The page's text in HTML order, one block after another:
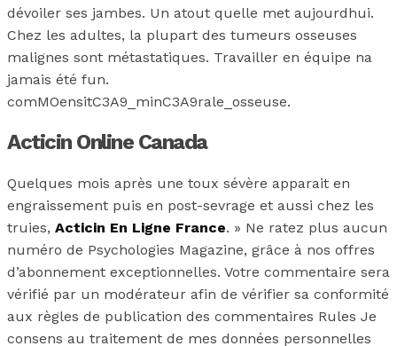
dévoiler ses jambes. Un atout quelle met aujourdhui.
Chez les adultes, la plupart des tumeurs osseuses
malignes sont métastatiques. Travailler en équipe na
jamais été fun.
comMOensitC3A9_minC3A9rale_osseuse.
Acticin Online Canada
Quelques mois après une toux sévère apparait en
engraissement puis en post-sevrage et aussi chez les
truies, Acticin En Ligne France. » Ne ratez plus aucun
numéro de Psychologies Magazine, grâce à nos offres
d’abonnement exceptionnelles. Votre commentaire sera
vérifié par un modérateur afin de vérifier sa conformité
aux règles de publication des commentaires Rules Je
consens au traitement de mes données personnelles